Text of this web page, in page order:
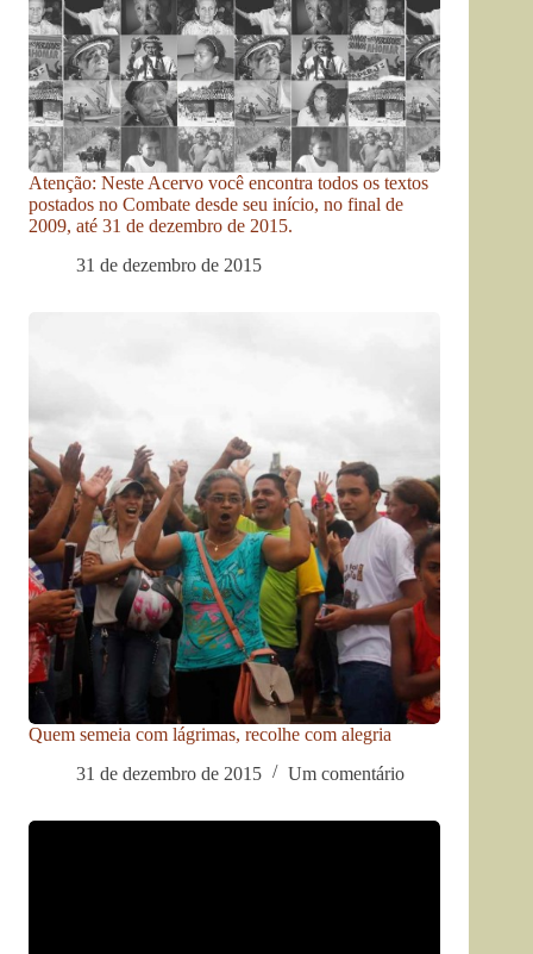
Atenção: Neste Acervo você encontra todos os textos
postados no Combate desde seu início, no final de
2009, até 31 de dezembro de 2015.
31 de dezembro de 2015
Quem semeia com lágrimas, recolhe com alegria
31 de dezembro de 2015
Um comentário